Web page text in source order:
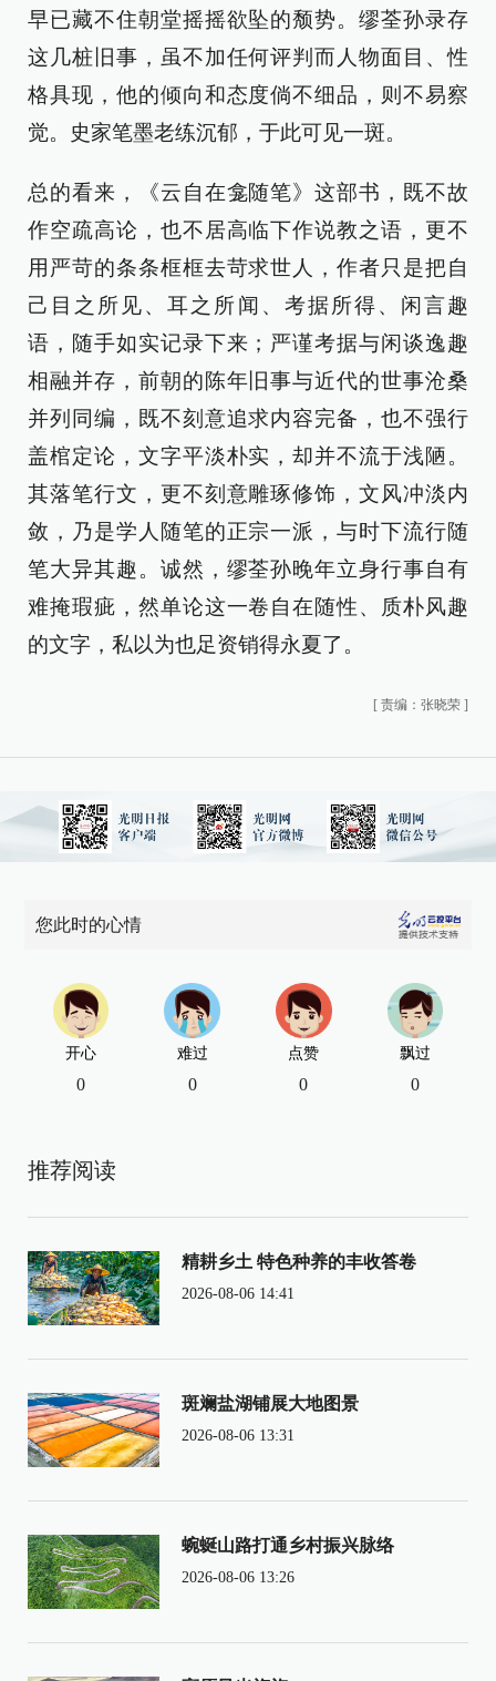
早已藏不住朝堂摇摇欲坠的颓势。缪荃孙录存
这几桩旧事，虽不加任何评判而人物面目、性
格具现，他的倾向和态度倘不细品，则不易察
觉。史家笔墨老练沉郁，于此可见一斑。
总的看来，《云自在龛随笔》这部书，既不故
作空疏高论，也不居高临下作说教之语，更不
用严苛的条条框框去苛求世人，作者只是把自
己目之所见、耳之所闻、考据所得、闲言趣
语，随手如实记录下来；严谨考据与闲谈逸趣
相融并存，前朝的陈年旧事与近代的世事沧桑
并列同编，既不刻意追求内容完备，也不强行
盖棺定论，文字平淡朴实，却并不流于浅陋。
其落笔行文，更不刻意雕琢修饰，文风冲淡内
敛，乃是学人随笔的正宗一派，与时下流行随
笔大异其趣。诚然，缪荃孙晚年立身行事自有
难掩瑕疵，然单论这一卷自在随性、质朴风趣
的文字，私以为也足资销得永夏了。
[ 责编：张晓荣 ]
您此时的心情
开心
0
难过
0
点赞
0
飘过
0
推荐阅读
精耕乡土 特色种养的丰收答卷
2026-08-06 14:41
斑斓盐湖铺展大地图景
2026-08-06 13:31
蜿蜒山路打通乡村振兴脉络
2026-08-06 13:26